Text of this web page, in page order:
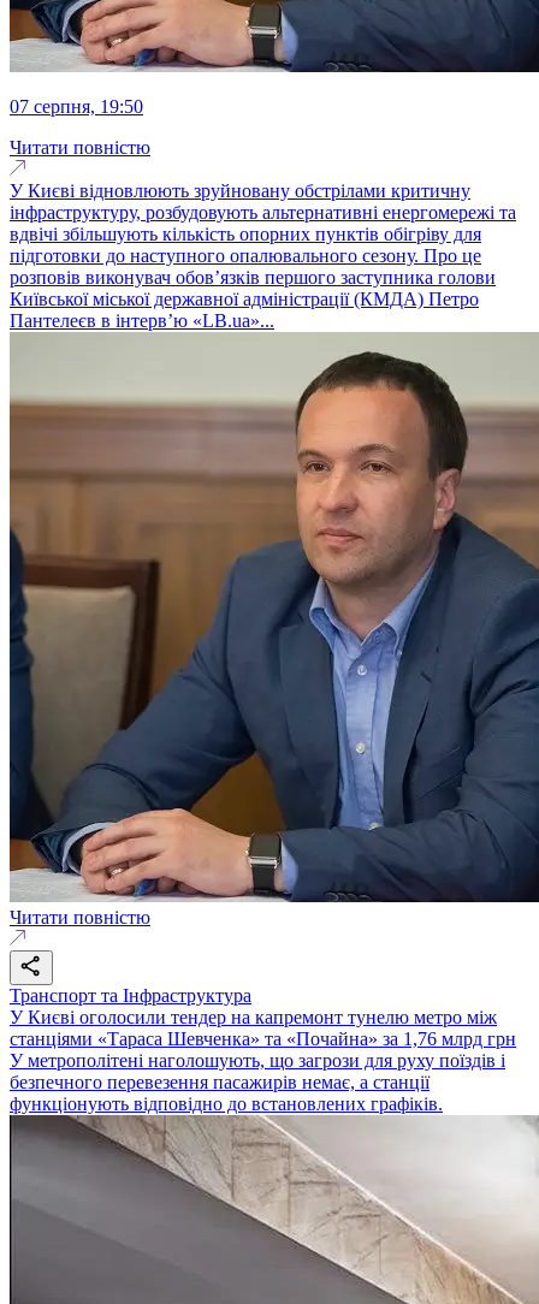
07 серпня, 19:50
Читати повністю
У Києві відновлюють зруйновану обстрілами критичну
інфраструктуру, розбудовують альтернативні енергомережі та
вдвічі збільшують кількість опорних пунктів обігріву для
підготовки до наступного опалювального сезону. Про це
розповів виконувач обовʼязків першого заступника голови
Київської міської державної адміністрації (КМДА) Петро
Пантелеєв в інтервʼю «LB.ua»...
Читати повністю
Транспорт та Інфраструктура
У Києві оголосили тендер на капремонт тунелю метро між
станціями «Тараса Шевченка» та «Почайна» за 1,76 млрд грн
У метрополітені наголошують, що загрози для руху поїздів і
безпечного перевезення пасажирів немає, а станції
функціонують відповідно до встановлених графіків.